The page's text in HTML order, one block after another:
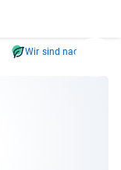
Wir sind nachhaltig